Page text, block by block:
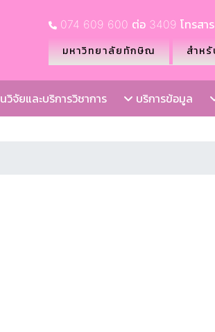
074 609 600 ต่อ 3409 โทรสา
มหาวิทยาลัยทักษิณ สำห
วิจัยและบริการวิชาการ บริการข้อมูล